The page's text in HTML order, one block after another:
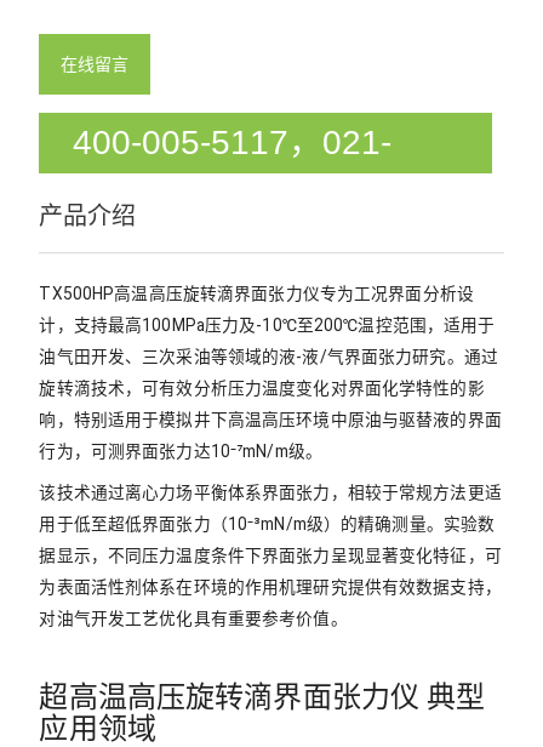
在线留言
400-005-5117，021-
51872175
产品介绍
TX500HP高温高压旋转滴界面张力仪专为工况界面分析设
计，支持最高100MPa压力及-10℃至200℃温控范围，适用于
油气田开发、三次采油等领域的液-液/气界面张力研究。通过
旋转滴技术，可有效分析压力温度变化对界面化学特性的影
响，特别适用于模拟井下高温高压环境中原油与驱替液的界面
行为，可测界面张力达10⁻⁷mN/m级。
该技术通过离心力场平衡体系界面张力，相较于常规方法更适
用于低至超低界面张力（10⁻³mN/m级）的精确测量。实验数
据显示，不同压力温度条件下界面张力呈现显著变化特征，可
为表面活性剂体系在环境的作用机理研究提供有效数据支持，
对油气开发工艺优化具有重要参考价值。
超高温高压旋转滴界面张力仪 典型
应用领域